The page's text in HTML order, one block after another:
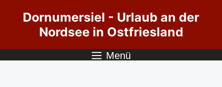
Dornumersiel - Urlaub an der
Nordsee in Ostfriesland
Menü